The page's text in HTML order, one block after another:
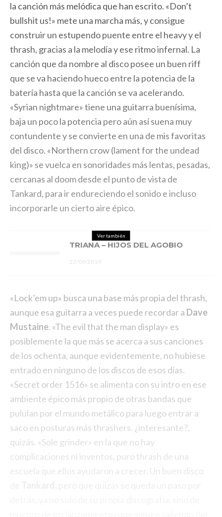
la canción más melódica que han escrito. «Don’t
bullshit us!» mete una marcha más, y consigue
construir un estupendo puente entre el heavy y el
thrash, gracias a la melodía y ese ritmo infernal. La
canción que da nombre al disco posee un buen riff
que se va haciendo hueco entre la potencia de la
batería hasta que la canción se va acelerando.
«Syrian nightmare» tiene una guitarra buenísima,
baja un poco la potencia pero aún así suena muy
contundente y se convierte en una de mis favoritas
del disco. «Northern crow (lament for the undead
king)» se vuelca en sonoridades más lentas, pesadas,
cercanas al doom desde el punto de vista de
Tankard, para ir endureciendo el sonido e incluso
incorporarle un cierto aire épico.
Ver también
TRIANA – HIJOS DEL AGOBIO
22/09/2019
«Lock’em up» busca una base más propia del thrash,
aunque esa guitarra a veces puede recordar a Dave
Mustaine. «The evil that the man display» es
posiblemente la que más se acerca a sus canciones
de los ochenta, aunque evidentemente, no hubiese
entrado en ninguno de los discos de esos días.
«Secret order 1516» se alimenta con su intro en ese
ambiente épico más propio de otras bandas que
pululan por el mundo metálico para luego entrar a
saco en posturas más thrashers. ¿interesante?,
quizás. «Sole grinder» en la que no hay
complicaciones ni inventos, puro thrash de una
escuela que ellos ayudaron a crecer. Un buen disco